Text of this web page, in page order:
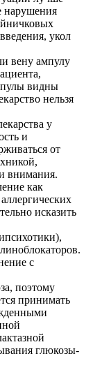
нарушения
укол
вену ампулу
видны
нельзя
у
и
от
внимания.
как
исказить
с
поэтому
принимать
глюкозы-